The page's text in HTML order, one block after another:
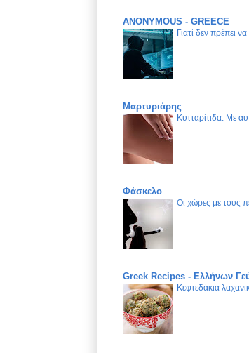
ANONYMOUS - GREECE
Γιατί δεν πρέπει
Μαρτυριάρης
Κυτταρίτιδα: Με
Φάσκελο
Οι χώρες με τους
Greek Recipes - Ελλήνων
Κεφτεδάκια